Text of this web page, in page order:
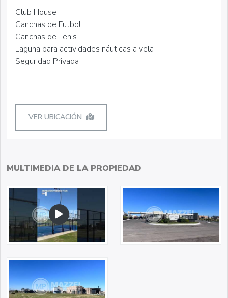
Club House
Canchas de Futbol
Canchas de Tenis
Laguna para actividades náuticas a vela
Seguridad Privada
VER UBICACIÓN
MULTIMEDIA DE LA PROPIEDAD